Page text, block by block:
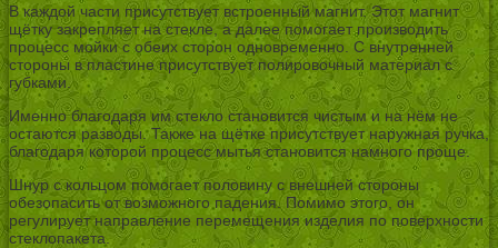
В каждой части присутствует встроенный магнит. Этот магнит
щётку закрепляет на стекле, а далее помогает производить
процесс мойки с обеих сторон одновременно. С внутренней
стороны в пластине присутствует полировочный материал с
губками.
Именно благодаря им стекло становится чистым и на нём не
остаются разводы. Также на щётке присутствует наружная ручка,
благодаря которой процесс мытья становится намного проще.
Шнур с кольцом помогает половину с внешней стороны
обезопасить от возможного падения. Помимо этого, он
регулирует направление перемещения изделия по поверхности
стеклопакета.